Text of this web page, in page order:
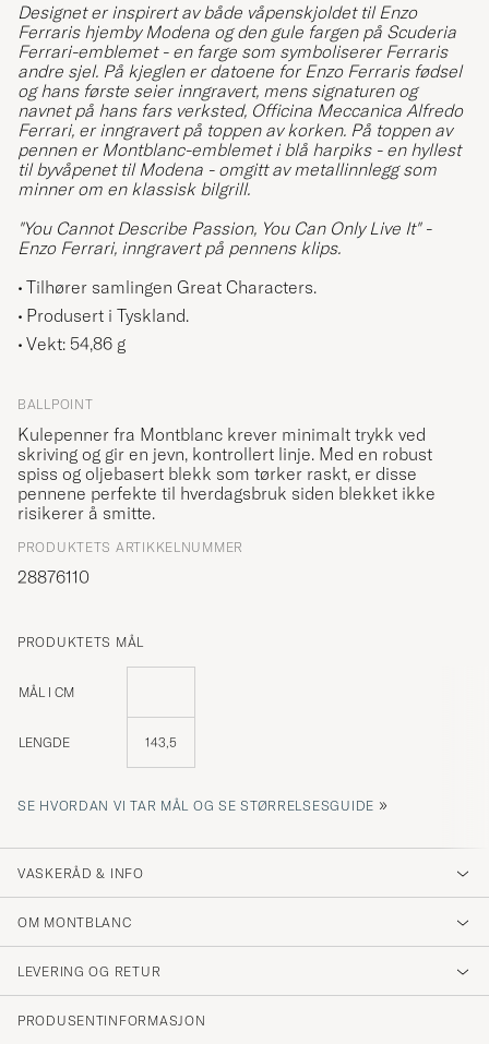
Designet er inspirert av både våpenskjoldet til Enzo
Ferraris hjemby Modena og den gule fargen på Scuderia
Ferrari-emblemet - en farge som symboliserer Ferraris
andre sjel. På kjeglen er datoene for Enzo Ferraris fødsel
og hans første seier inngravert, mens signaturen og
navnet på hans fars verksted, Officina Meccanica Alfredo
Ferrari, er inngravert på toppen av korken. På toppen av
pennen er Montblanc-emblemet i blå harpiks - en hyllest
til byvåpenet til Modena - omgitt av metallinnlegg som
minner om en klassisk bilgrill.
"You Cannot Describe Passion, You Can Only Live It" -
Enzo Ferrari, inngravert på pennens klips.
Tilhører samlingen Great Characters.
Produsert i Tyskland.
Vekt: 54,86 g
BALLPOINT
Kulepenner fra Montblanc krever minimalt trykk ved
skriving og gir en jevn, kontrollert linje. Med en robust
spiss og oljebasert blekk som tørker raskt, er disse
pennene perfekte til hverdagsbruk siden blekket ikke
risikerer å smitte.
PRODUKTETS ARTIKKELNUMMER
28876110
PRODUKTETS MÅL
MÅL I CM
LENGDE 143,5
SE HVORDAN VI TAR MÅL OG SE STØRRELSESGUIDE »
VASKERÅD & INFO
OM MONTBLANC
LEVERING OG RETUR
PRODUSENTINFORMASJON